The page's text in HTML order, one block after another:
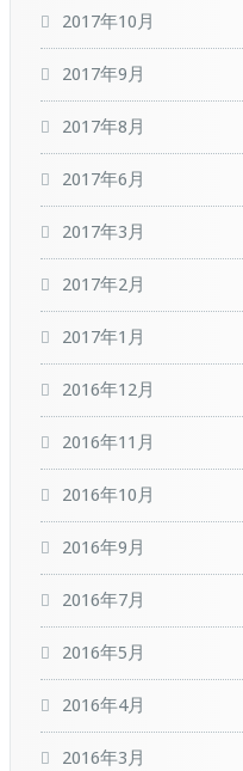
2017年10月
2017年9月
2017年8月
2017年6月
2017年3月
2017年2月
2017年1月
2016年12月
2016年11月
2016年10月
2016年9月
2016年7月
2016年5月
2016年4月
2016年3月